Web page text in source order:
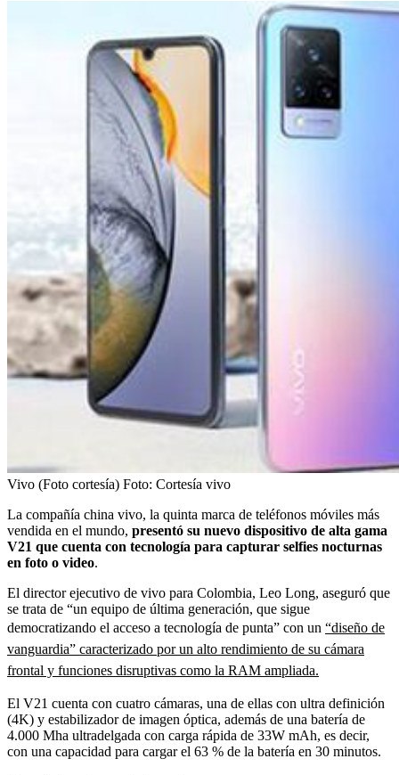
Vivo (Foto cortesía) Foto: Cortesía vivo
La compañía china vivo, la quinta marca de teléfonos móviles más
vendida en el mundo, presentó su nuevo dispositivo de alta gama
V21 que cuenta con tecnología para capturar selfies nocturnas
en foto o video.
El director ejecutivo de vivo para Colombia, Leo Long, aseguró que
se trata de “un equipo de última generación, que sigue
democratizando el acceso a tecnología de punta” con un “diseño de
vanguardia” caracterizado por un alto rendimiento de su cámara
frontal y funciones disruptivas como la RAM ampliada.
El V21 cuenta con cuatro cámaras, una de ellas con ultra definición
(4K) y estabilizador de imagen óptica, además de una batería de
4.000 Mha ultradelgada con carga rápida de 33W mAh, es decir,
con una capacidad para cargar el 63 % de la batería en 30 minutos.